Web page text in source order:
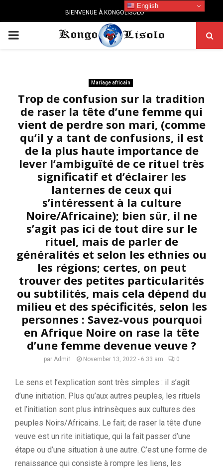
BIENVENUE À KONGOLISOLO
PRIMARY
Mariage africain
Trop de confusion sur la tradition
de raser la tête d’une femme qui
vient de perdre son mari, (comme
qu’il y a tant de confusions, il est
de la plus haute importance de
lever l’ambiguïté de ce rituel très
significatif et d’éclairer les
lanternes de ceux qui
s’intéressent à la culture
Noire/Africaine); bien sûr, il ne
s’agit pas ici de tout dire sur le
rituel, mais de parler de
généralités et selon les ethnies ou
les régions; certes, on peut
trouver des petites particularités
ou subtilités, mais cela dépend du
milieu et des spécificités, selon les
personnes : Savez-vous pourquoi
en Afrique Noire on rase la tête
d’une femme devenue veuve ?
par Admi1 November 13, 2022 - 6:33 am 0
Le sens et l’explication sont très simples : il s’agit
d’une initiation. Plus qu’aux autres peuples, les rituels
et l’initiation sont plus intrinsèques aux cultures des
peuples Noirs/Africains. Le fait; de raser la tête d’une
veuve est un rite initiatique, qui la fait passer d’une
étape ou d’une situation à une autre. C’est une forme de
renaissance qui consiste à rompre les liens, les
English